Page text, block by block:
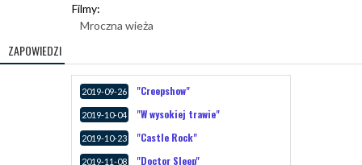
Filmy:
Mroczna wieża
ZAPOWIEDZI
2019-09-26 "Creepshow"
2019-10-04 "W wysokiej trawie"
2019-10-23 "Castle Rock"
2019-11-08 "Doctor Sleep"